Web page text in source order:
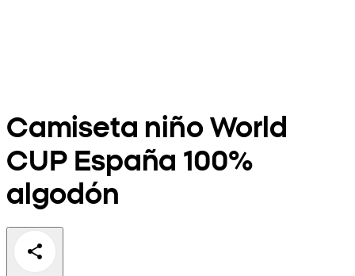
Camiseta niño World
CUP España 100%
algodón